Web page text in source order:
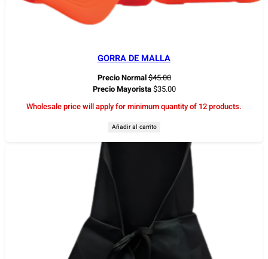
GORRA DE MALLA
Precio Normal$45.00
Precio Mayorista$35.00
Wholesale price will apply for minimum quantity of 12 products.
Añadir al carrito